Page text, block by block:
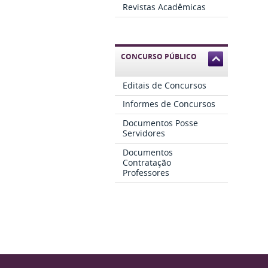
Revistas Acadêmicas
CONCURSO PÚBLICO
Editais de Concursos
Informes de Concursos
Documentos Posse
Servidores
Documentos
Contratação
Professores